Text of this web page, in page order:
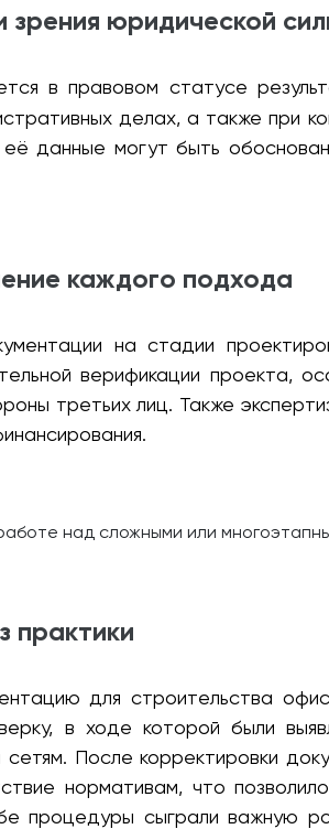
зрения юридической
в правовом статусе
делах, а также при
данные могут быть
каждого подхода
на стадии
верификации проекта,
третьих лиц. Также
над сложными или
практики
для строительства
в ходе которой были
После корректировки
нормативам, что
процедуры сыграли важную